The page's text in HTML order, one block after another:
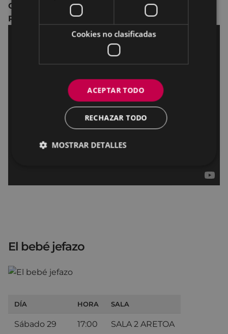
Conningham, Paul Hilton, Joseph Teague, Golda
Rosheuvel, Rebecca Manley.
El bebé jefazo
DÍA HORA SALA
Sábado 29 17:00 SALA 2 ARETOA
Cookies no clasificadas
ACEPTAR TODO
RECHAZAR TODO
MOSTRAR DETALLES